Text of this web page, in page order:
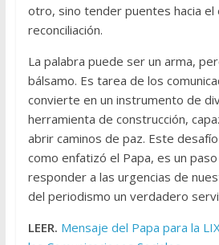
otro, sino tender puentes hacia el
reconciliación.
La palabra puede ser un arma,
bálsamo. Es tarea de los
convierte en un instrumento de
herramienta de construcción,
abrir caminos de paz. Este
como enfatizó el Papa, es un
responder a las urgencias de
del periodismo un verdadero
LEER. Mensaje del Papa para la